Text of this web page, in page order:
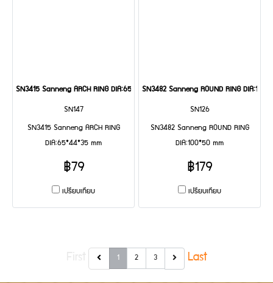
SN3415 Sanneng ARCH RING DIA:65*44*35 mm
SN147
SN3415 Sanneng ARCH RING
DIA:65*44*35 mm
฿79
เปรียบเทียบ
SN3482 Sanneng ROUND RING
SN126
SN3482 Sanneng ROUND RING
DIA:100*50 mm
฿179
เปรียบเทียบ
1 2 3 Last